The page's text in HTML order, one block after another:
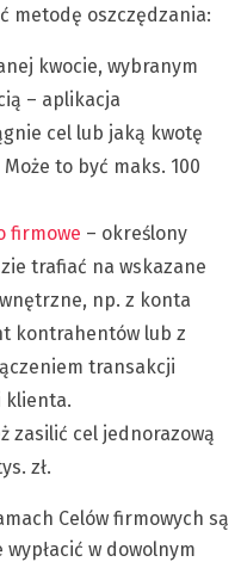
metodę oszczędzania:
kwocie, wybranym
– aplikacja
cel lub jaką kwotę
to być maks. 100
firmowe – określony
trafiać na wskazane
np. z konta
kontrahentów lub z
transakcji
klienta.
zasilić cel jednorazową
zł.
Celów firmowych są
w dowolnym